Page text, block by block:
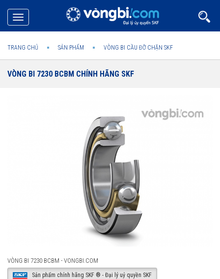
Toggle
navigation
TRANG CHỦ SẢN PHẨM VÒNG BI CẦU ĐỠ CHẶN SKF
VÒNG BI 7230 BCBM CHÍNH HÃNG SKF
VÒNG BI 7230 BCBM - VONGBI.COM
Sản phẩm chính hãng SKF ® - Đại lý uỷ quyền SKF